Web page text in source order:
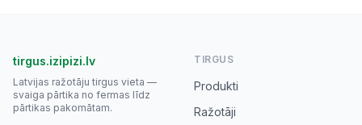
tirgus.izipizi.lv
Latvijas ražotāju tirgus vieta —
svaiga pārtika no fermas līdz
pārtikas pakomātam.
TIRGUS
Produkti
Ražotāji